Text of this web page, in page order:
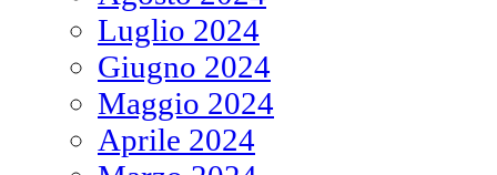
Luglio 2024
Giugno 2024
Maggio 2024
Aprile 2024